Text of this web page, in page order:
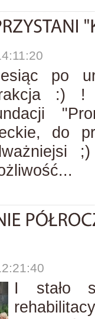
po
:) !
do
I stało